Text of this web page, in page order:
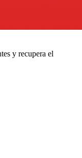
y recupera el